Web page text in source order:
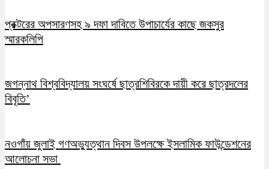
প্রক্টরের অপসারণসহ ৯ দফা দাবিতে উপাচার্যের কাছে জকসুর
স্মারকলিপি
জগন্নাথ বিশ্ববিদ্যালয় সংঘর্ষে ছাত্রশিবিরকে দায়ী করে ছাত্রদলের
বিবৃতি’
নওগাঁয় জুলাই গণঅভ্যুত্থান দিবস উপলক্ষে ইসলামিক ফাউন্ডেশনের
আলোচনা সভা